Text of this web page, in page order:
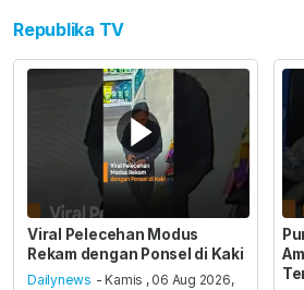
Republika TV
Viral Pelecehan Modus
Rekam dengan Ponsel di Kaki
Dailynews - Kamis , 06 Aug 2026,